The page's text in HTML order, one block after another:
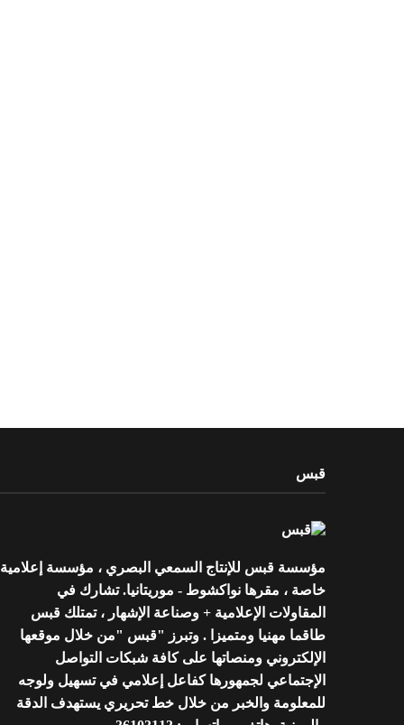
قبس
مؤسسة قبس للإنتاج السمعي البصري ، مؤسسة إعلامية
خاصة ، مقرها نواكشوط - موريتانيا. تشارك في
المقاولات الإعلامية + وصناعة الإشهار ، تمتلك قبس
طاقما مهنيا ومتميزا . وتبرز "قبس "من خلال موقعها
الإلكتروني ومنصاتها على كافة شبكات التواصل
الإجتماعي لجمهورها كفاعل إعلامي في تسهيل ولوجه
للمعلومة والخبر من خلال خط تحريري يستهدف الدقة